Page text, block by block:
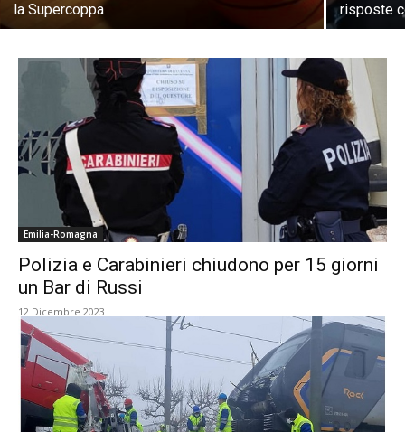
la Supercoppa
risposte
Emilia-Romagna
Polizia e Carabinieri chiudono per 15 giorni
un Bar di Russi
12 Dicembre 2023